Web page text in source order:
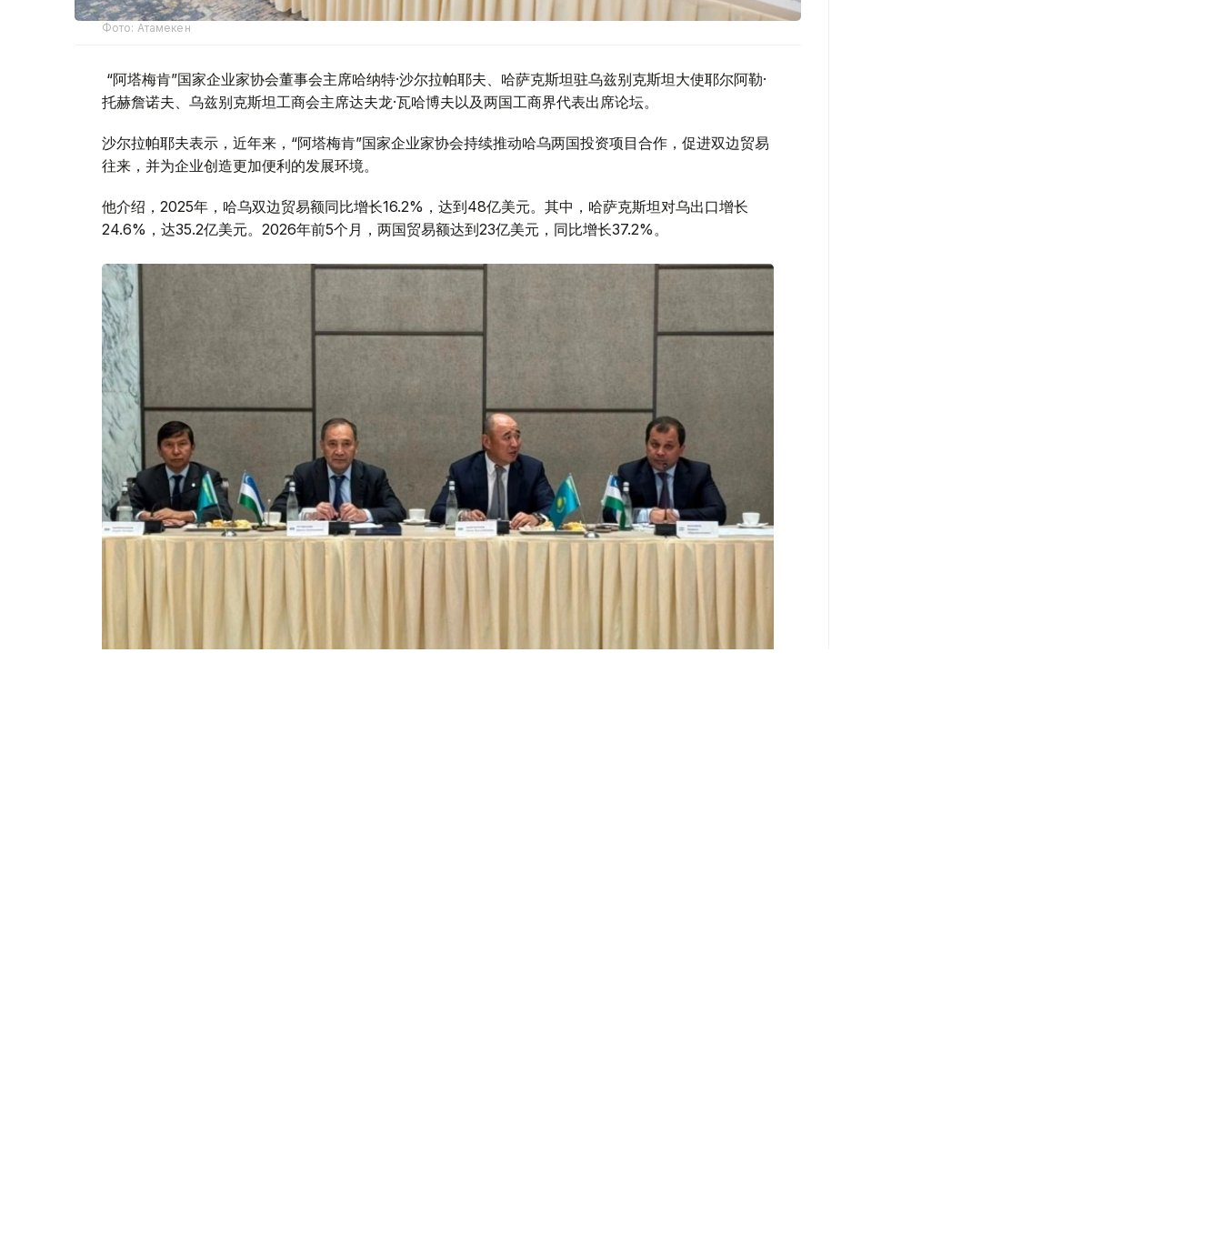
Фото: Атамекен
“阿塔梅肯”国家企业家协会董事会主席哈纳特·沙尔拉帕耶夫、哈萨克斯坦驻乌兹别克斯坦大使耶尔阿勒·
托赫詹诺夫、乌兹别克斯坦工商会主席达夫龙·瓦哈博夫以及两国工商界代表出席论坛。
沙尔拉帕耶夫表示，近年来，“阿塔梅肯”国家企业家协会持续推动哈乌两国投资项目合作，促进双边贸易
往来，并为企业创造更加便利的发展环境。
他介绍，2025年，哈乌双边贸易额同比增长16.2%，达到48亿美元。其中，哈萨克斯坦对乌出口增长
24.6%，达35.2亿美元。2026年前5个月，两国贸易额达到23亿美元，同比增长37.2%。